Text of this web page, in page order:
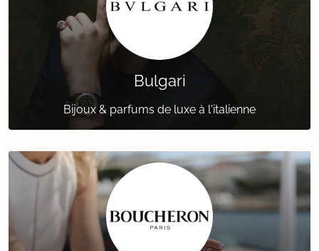
Bulgari
Bijoux & parfums de luxe à l'italienne